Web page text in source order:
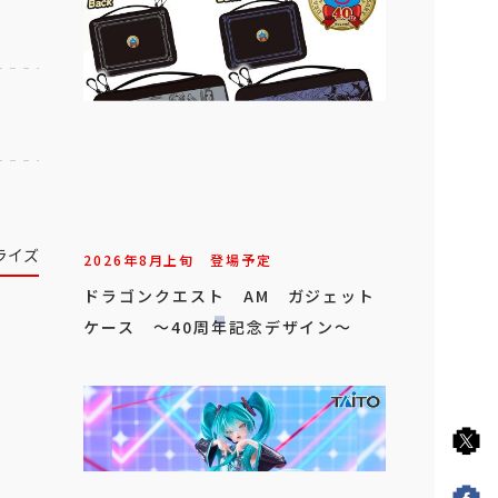
イズ 2026年8月上旬 登場予定
ドラゴンクエスト AM ガジェット
ケース ～40周年記念デザイン～